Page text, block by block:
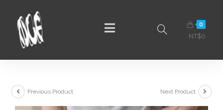
0
NT$0
Previous Product Next Product